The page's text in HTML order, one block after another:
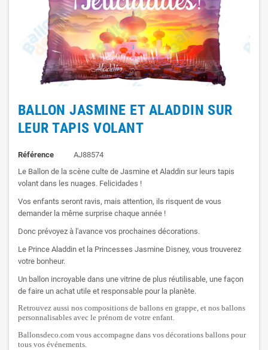
BALLON JASMINE ET ALADDIN SUR
LEUR TAPIS VOLANT
Référence
AJ88574
Le Ballon de la scène culte de Jasmine et Aladdin sur leurs tapis
volant dans les nuages. Felicidades !
Vos enfants seront ravis, mais attention, ils risquent de vous
demander la même surprise chaque année !
Donc prévoyez à l'avance vos prochaines décorations.
Le Prince Aladdin et la Princesses Jasmine Disney, vous trouverez
votre bonheur.
Un ballon incroyable dans une vitrine de plus réutilisable, une façon
de faire un achat utile et responsable pour la planète.
Retrouvez aussi nos compositions de ballons en grappe, et nos ballons
personnalisables avec le prénom de votre enfant.
Ballonsdeco.com vous accompagne dans vos décorations ballons pour
tous vos événements.